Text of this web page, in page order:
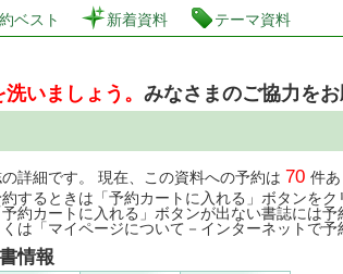
ベスト 新着資料 テーマ資料
いましょう。 みなさまのご協力をお
詳細です。 現在、この資料への予約は 70 件あ
するときは「予約カートに入れる」ボタンを
約カートに入れる」ボタンが出ない書誌には予
は「マイページについて－インターネットで予
情報